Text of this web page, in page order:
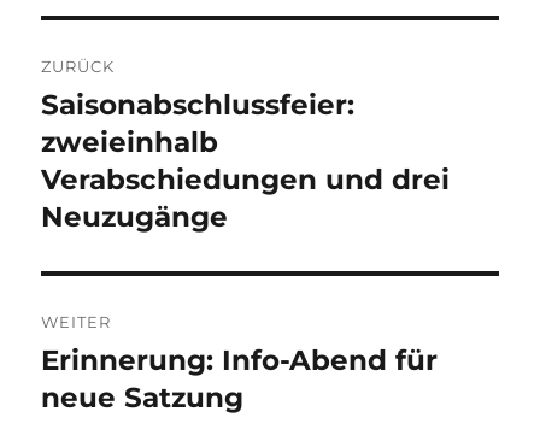
ZURÜCK
Vorheriger
Beitrag:
Saisonabschlussfeier:
zweieinhalb
Verabschiedungen und drei
Neuzugänge
WEITER
Nächster
Beitrag:
Erinnerung: Info-Abend für
neue Satzung